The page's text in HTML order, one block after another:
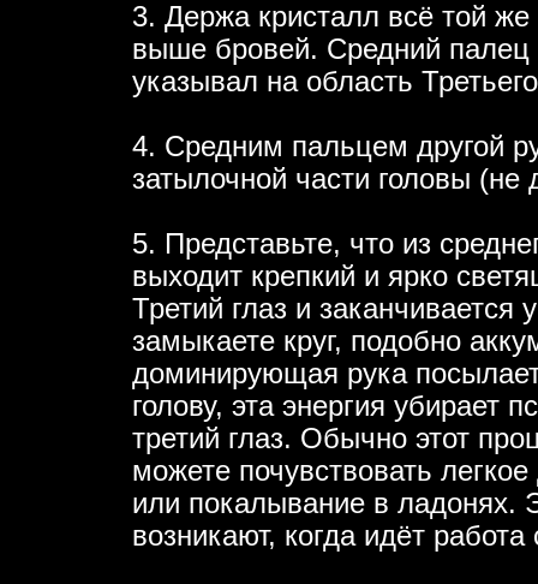
3. Держа кристалл всё той же
выше бровей. Средний палец
указывал на область
4. Средним пальцем другой
затылочной части головы
5. Представьте, что из
выходит крепкий и ярко
Третий глаз и заканчивается
замыкаете круг, подобно
доминирующая рука
голову, эта энергия убирает
третий глаз. Обычно этот
можете почувствовать
или покалывание в
возникают, когда идёт